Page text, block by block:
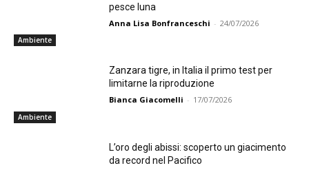
Ambiente
pesce luna
Anna Lisa Bonfranceschi - 24/07/2026
Ambiente
Zanzara tigre, in Italia il primo test per
limitarne la riproduzione
Bianca Giacomelli - 17/07/2026
L’oro degli abissi: scoperto un giacimento
da record nel Pacifico